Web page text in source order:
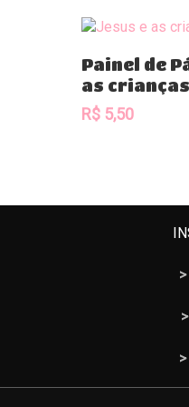
Painel de
as crianças
R$ 5,50
>
>
>